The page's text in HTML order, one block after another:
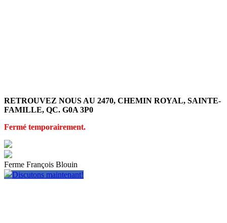
RETROUVEZ NOUS AU 2470, CHEMIN ROYAL, SAINTE-
FAMILLE, QC. G0A 3P0
Fermé temporairement.
Ferme François Blouin
Discutons maintenant!